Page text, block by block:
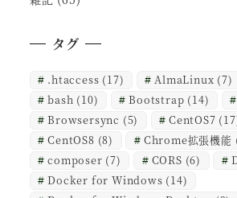
タグ
.htaccess (17) AlmaLinux (7)
bash (10) Bootstrap (14)
Browsersync (5) CentOS7
CentOS8 (8) Chrome拡張機能
composer (7) CORS (6)
Docker for Windows (14)